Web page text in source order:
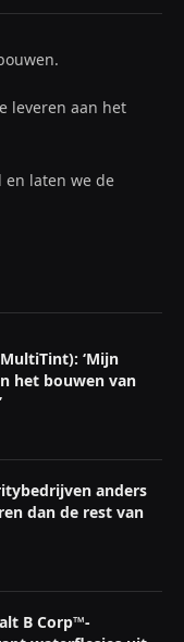
leveren aan het
en laten we de
‘Mijn
het bouwen van
anders
dan de rest van
B Corp™-